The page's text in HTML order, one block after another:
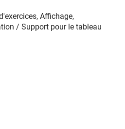
Affichage,
/ Support pour le tableau